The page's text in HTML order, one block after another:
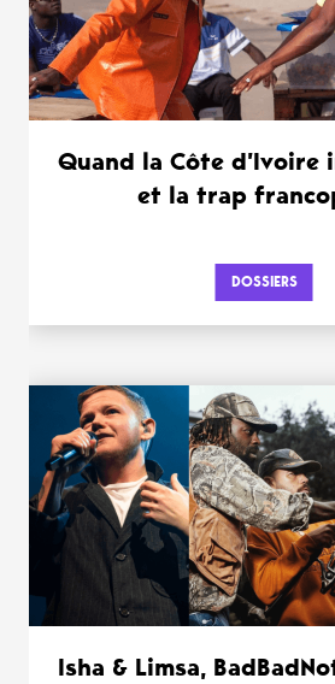
Quand la Côte d’Ivoire
et la trap
DOSSIERS
Isha & Limsa,